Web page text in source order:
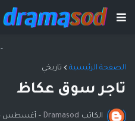
-
الصفحة الرئيسية تاريخي
تاجر سوق عكاظ
الكاتب Dramasod
- أغسطس 14, 2025